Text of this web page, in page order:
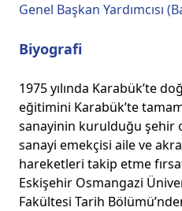
Genel Başkan Yardımcısı
Biyografi
1975 yılında Karabük’te
eğitimini Karabük’te
sanayinin kurulduğu şehir
sanayi emekçisi aile ve
hareketleri takip etme
Eskişehir Osmangazi
Fakültesi Tarih